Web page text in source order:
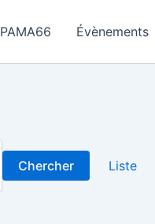
PAMA66 Évènements
Chercher Liste